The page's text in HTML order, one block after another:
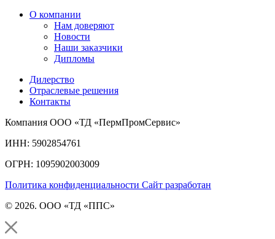
О компании
Нам доверяют
Новости
Наши заказчики
Дипломы
Дилерство
Отраслевые решения
Контакты
Компания ООО «ТД «ПермПромСервис»
ИНН: 5902854761
ОГРН: 1095902003009
Политика конфиденциальности Сайт разработан
© 2026. ООО «ТД «ППС»